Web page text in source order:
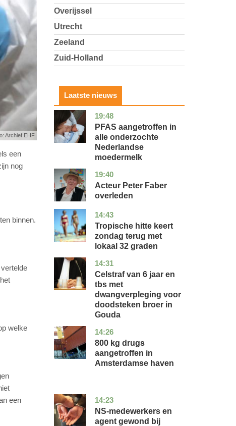
Archief EHF
een
nog
binnen.
welke
een
Overijssel
Utrecht
Zeeland
Zuid-Holland
Laatste nieuws
19:48
utrecht
gezondheid
PFAS aangetroffen in
alle onderzochte
Nederlandse
moedermelk
19:40
noord-
holland
glossy
Acteur Peter Faber
overleden
14:43
utrecht
nieuws
Tropische hitte keert
zondag terug met
lokaal 32 graden
14:31
zuid-
holland
nieuws
Celstraf van 6 jaar en
tbs met
dwangverpleging voor
doodsteken broer in
Gouda
14:26
noord-
holland
nieuws
800 kg drugs
aangetroffen in
Amsterdamse haven
14:23
flevoland
nieuws
NS-medewerkers en
agent gewond bij